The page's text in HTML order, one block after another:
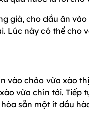
già, cho dầu ăn
Lúc này có thể cho
vào chảo vừa xào
vừa chín tới. Tiếp
sẵn một ít dầu